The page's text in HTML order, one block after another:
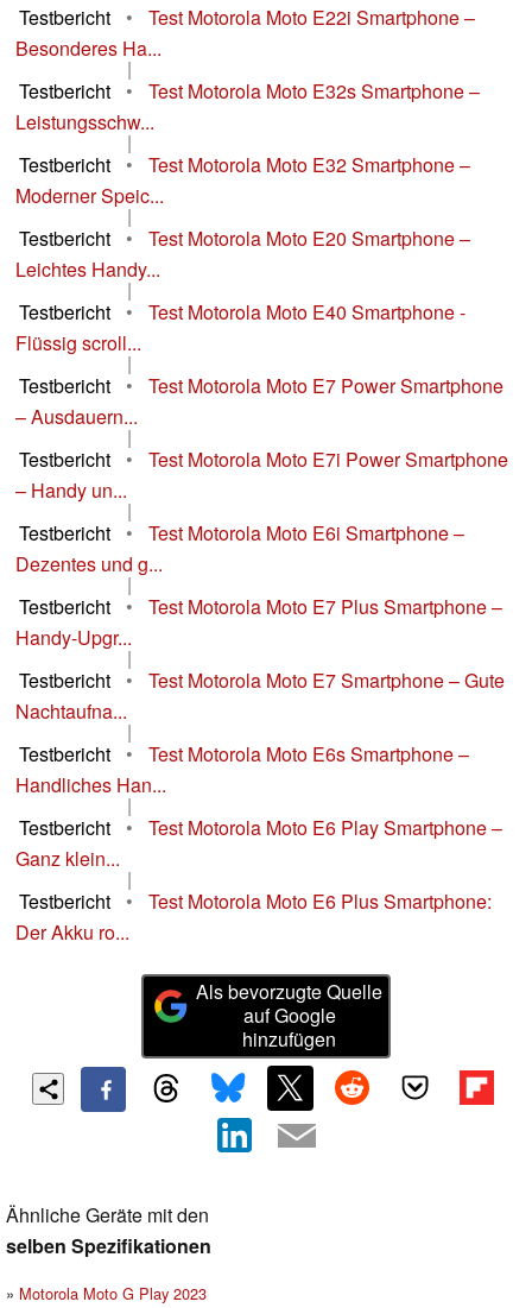
Testbericht •
Test Motorola Moto E22i Smartphone –
Besonderes Ha...
|
Testbericht
•
Test Motorola Moto E32s Smartphone –
Leistungsschw...
|
Testbericht
•
Test Motorola Moto E32 Smartphone –
Moderner Speic...
|
Testbericht
•
Test Motorola Moto E20 Smartphone –
Leichtes Handy...
|
Testbericht
•
Test Motorola Moto E40 Smartphone -
Flüssig scroll...
|
Testbericht
•
Test Motorola Moto E7 Power Smartphone
– Ausdauern...
|
Testbericht
•
Test Motorola Moto E7i Power Smartphone
– Handy un...
|
Testbericht
•
Test Motorola Moto E6i Smartphone –
Dezentes und g...
|
Testbericht
•
Test Motorola Moto E7 Plus Smartphone –
Handy-Upgr...
|
Testbericht
•
Test Motorola Moto E7 Smartphone – Gute
Nachtaufna...
|
Testbericht
•
Test Motorola Moto E6s Smartphone –
Handliches Han...
|
Testbericht
•
Test Motorola Moto E6 Play Smartphone –
Ganz klein...
|
Testbericht
•
Test Motorola Moto E6 Plus Smartphone:
Der Akku ro...
Als bevorzugte Quelle
auf Google
hinzufügen
Ähnliche Geräte mit den
selben Spezifikationen
Motorola Moto G Play 2023